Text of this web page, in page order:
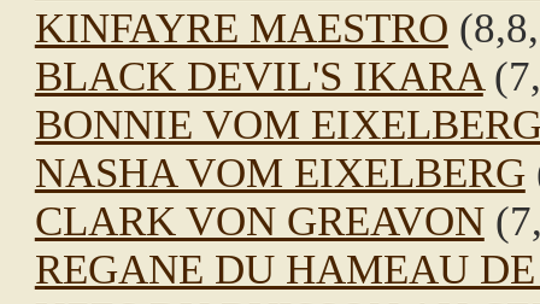
KINFAYRE MAESTRO
BLACK DEVIL'S IKARA
BONNIE VOM
NASHA VOM EIXELBERG
CLARK VON GREAVON
REGANE DU HAMEAU DE